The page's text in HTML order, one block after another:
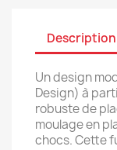
Description
Un design
Design) à
robuste de
moulage en
chocs. Cette